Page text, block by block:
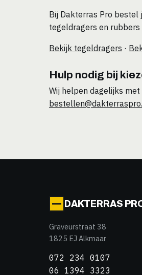
Bij Dakterras Pro bestel
tegeldragers en
Bekijk tegeldragers ·
Hulp nodig bij
Wij helpen dagelijks
DAKTERRAS
Graveurstraat 38
1825 EJ Alkmaar
072 234 0107
06 1394 3323